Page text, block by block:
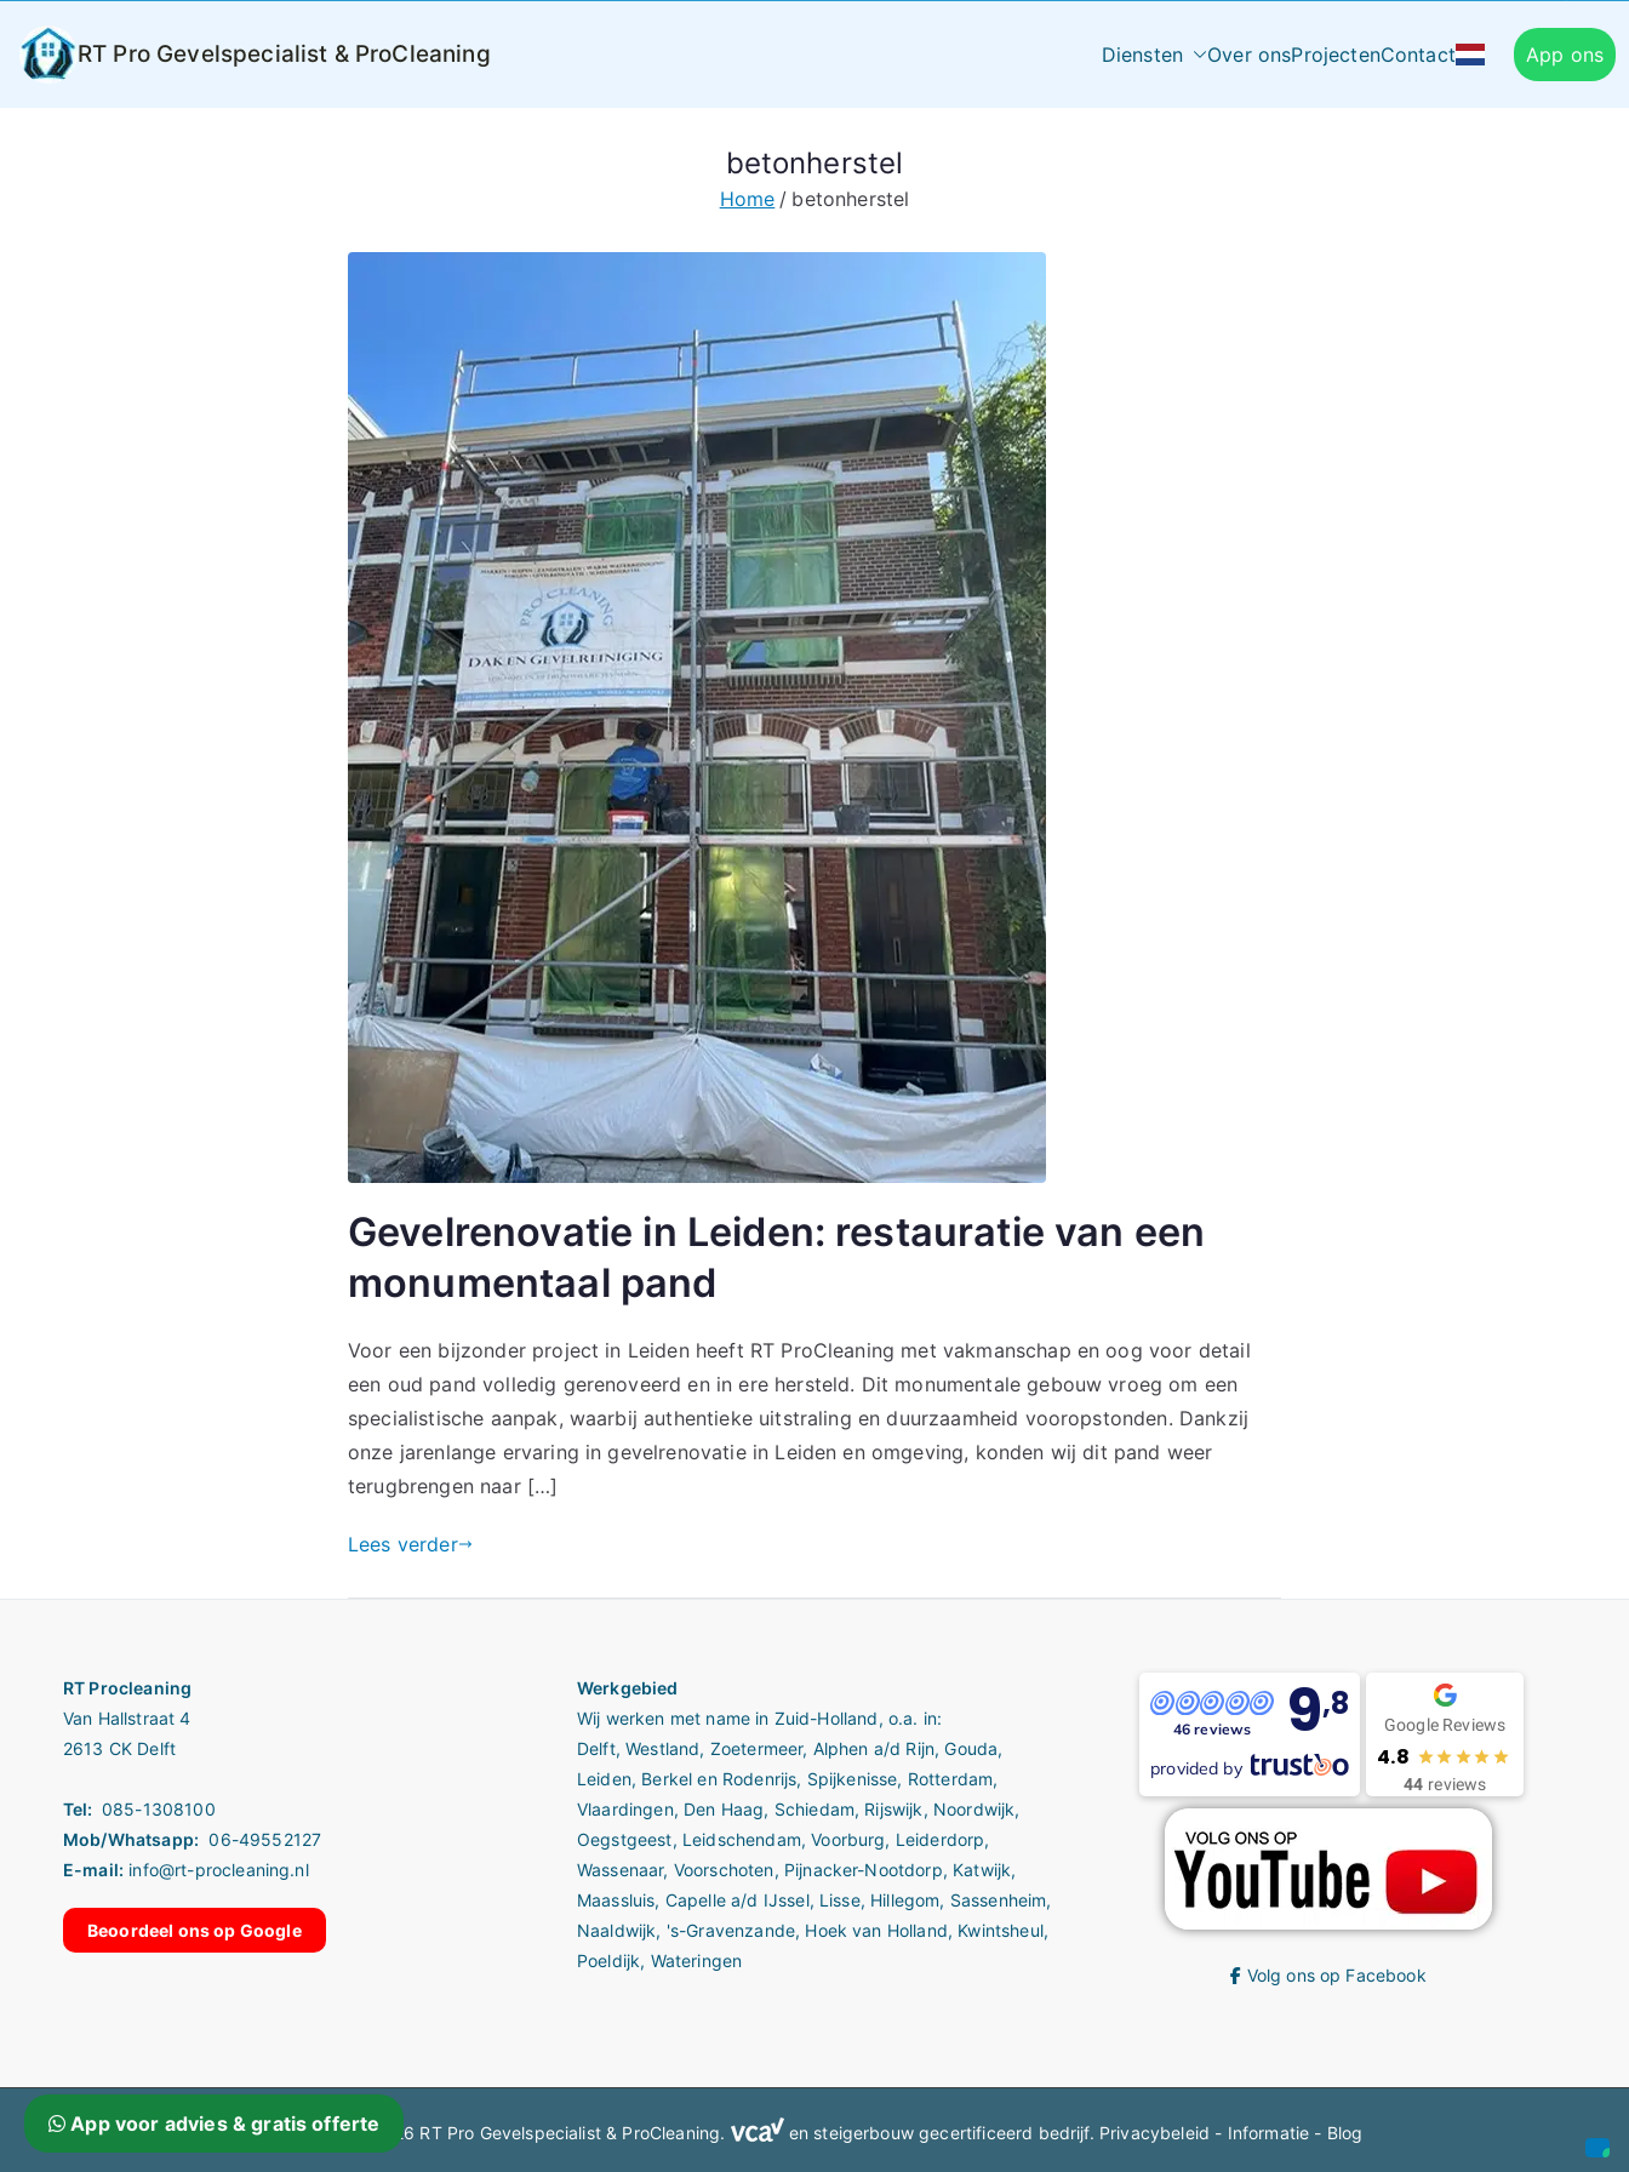
naar
RT Pro Gevelspecialist & ProCleaning Diensten Over onsProjectenContact App ons
betonherstel
Home betonherstel
Gevelrenovatie in Leiden: restauratie van een
monumentaal pand
Voor een bijzonder project in Leiden heeft RT ProCleaning met vakmanschap en oog voor detail
een oud pand volledig gerenoveerd en in ere hersteld. Dit monumentale gebouw vroeg om een
specialistische aanpak, waarbij authentieke uitstraling en duurzaamheid vooropstonden. Dankzij
onze jarenlange ervaring in gevelrenovatie in Leiden en omgeving, konden wij dit pand weer
terugbrengen naar […]
Lees verder
RT Procleaning
Van Hallstraat 4
2613 CK Delft
Tel: 085-1308100
Mob/Whatsapp: 06-49552127
E-mail: info@rt-procleaning.nl
Beoordeel ons op Google
Werkgebied
Wij werken met name in Zuid-Holland, o.a. in:
Delft,Westland, Zoetermeer, Alphen a/d Rijn,Gouda,
Leiden, Berkel en Rodenrijs, Spijkenisse, Rotterdam,
Vlaardingen, Den Haag, Schiedam, Rijswijk, Noordwijk,
Oegstgeest, Leidschendam,Voorburg, Leiderdorp,
Wassenaar, Voorschoten, Pijnacker-Nootdorp, Katwijk,
Maassluis, Capelle a/d IJssel, Lisse, Hillegom, Sassenheim,
Naaldwijk, 's-Gravenzande, Hoek van Holland, Kwintsheul,
Poeldijk, Wateringen
46 reviews 9,8
provided by
Google Reviews
4.8
44 reviews
Volg ons op Facebook
Copyright © 2026 RT Pro Gevelspecialist & ProCleaning. en steigerbouw gecertificeerd bedrijf. Privacybeleid - Informatie - Blog
App voor advies & gratis offerte